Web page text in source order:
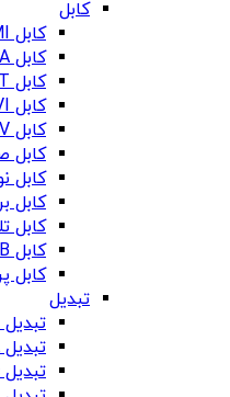
کابل
کابل HDMI
کابل VGA
کابل DISPLAY PORT
کابل DVI
کابل RCA-AV
کابل
کابل
کابل
کابل
کابل USB
کابل
تبدیل
تبدیل HDMI
تبدیل VGA
تبدیل type-c